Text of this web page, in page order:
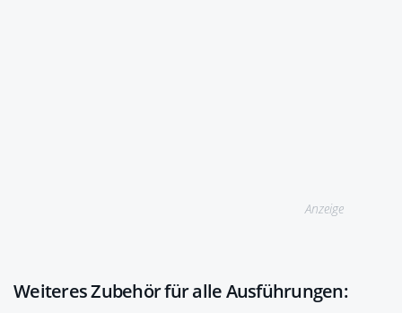
Anzeige
Weiteres Zubehör für alle Ausführungen: